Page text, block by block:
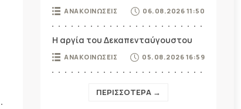
ΑΝΑΚΟΙΝΩΣΕΙΣ 06.08.2026 11:50
Η αργία του Δεκαπενταύγουστου
ΑΝΑΚΟΙΝΩΣΕΙΣ 05.08.2026 16:59
ΠΕΡΙΣΣΟΤΕΡΑ →